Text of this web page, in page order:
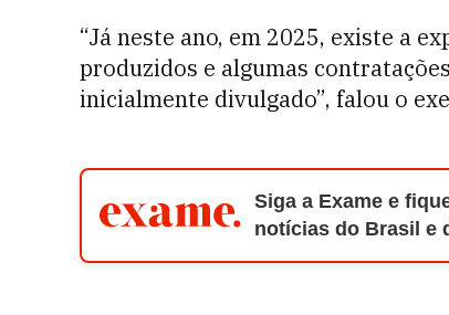
“Já neste ano, em 2025, existe a
produzidos e algumas
inicialmente divulgado”, falou o
Siga a Exame e
notícias do Brasil e